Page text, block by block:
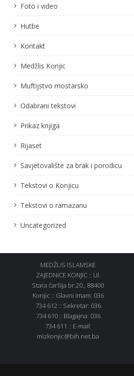
Foto i video
Hutbe
Kontakt
Medžlis Konjic
Muftijstvo mostarsko
Odabrani tekstovi
Prikaz knjiga
Rijaset
Savjetovalište za brak i porodicu
Tekstovi o Konjicu
Tekstovi o ramazanu
Uncategorized
MEDŽLIS ISLAMSKE
ZAJEDNICE KONJIC :: Ul.
Stara čaršija br.20., 88400
Konjic :: Glavni imam: 036
734 612 :: Sekretar: 036
734 610 :: Blagajna: 036
734 611 :: E-mail:
mizkonjic@bih.net.ba